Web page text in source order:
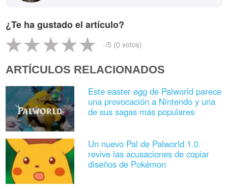
¿Te ha gustado el artículo?
-/5 (0 votos)
ARTÍCULOS RELACIONADOS
Este easter egg de Palworld parece
una provocación a Nintendo y una
de sus sagas más populares
Un nuevo Pal de Palworld 1.0
revive las acusaciones de copiar
diseños de Pokémon